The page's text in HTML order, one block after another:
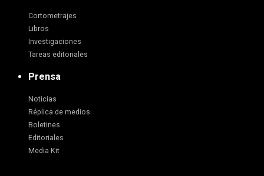
Cortometrajes
Libros
Investigaciones
Tareas editoriales
Prensa
Noticias
Réplica de medios
Boletines
Editoriales
Media Kit